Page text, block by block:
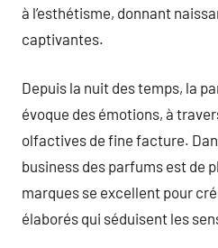
à l’esthétisme, donnant
captivantes.
Depuis la nuit des temps, la
évoque des émotions, à
olfactives de fine facture.
business des parfums est de
marques se excellent pour
élaborés qui séduisent les